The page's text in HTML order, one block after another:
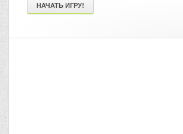
НАЧАТЬ ИГРУ!